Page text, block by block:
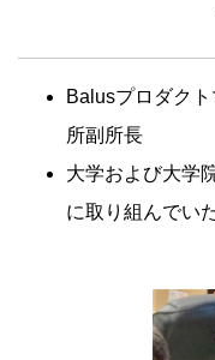
Balusプロダク
所副所長
大学および大学
に取り組んでい